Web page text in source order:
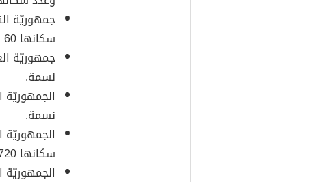
جمهوريّة
سكانها 60 ألف نسمة.
نسمة.
نسمة.
الجمهوريّة
سكانها 720 ألف نسمة.